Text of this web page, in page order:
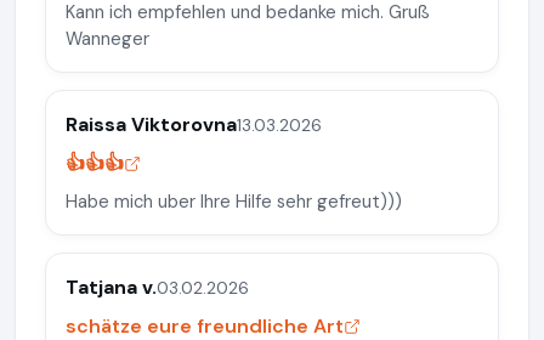
Kann ich empfehlen und bedanke mich. Gruß
Wanneger
Raissa Viktorovna13.03.2026
👍👍👍
Habe mich uber Ihre Hilfe sehr gefreut)))
Tatjana v.03.02.2026
schätze eure freundliche Art